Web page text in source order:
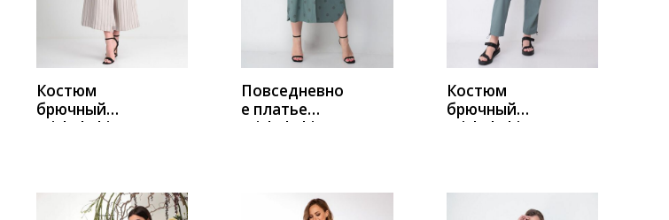
Костюм
брючный
Michel Chic
Повседневно
е платье
Michel Chic
Костюм
брючный
Michel Chic